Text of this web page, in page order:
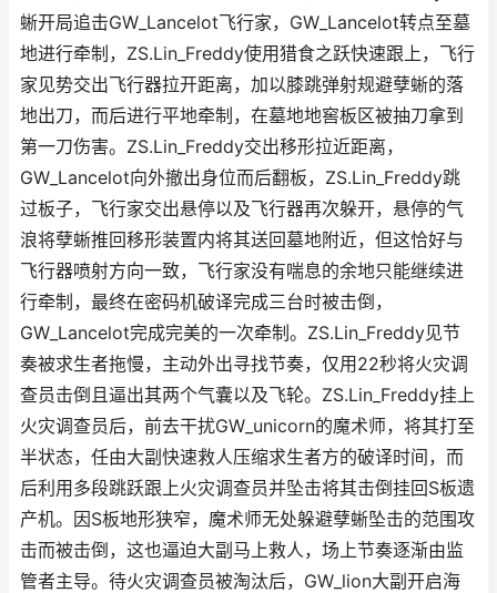
蜥开局追击GW_Lancelot飞行家，GW_Lancelot转点至墓
地进行牵制，ZS.Lin_Freddy使用猎食之跃快速跟上，飞行
家见势交出飞行器拉开距离，加以膝跳弹射规避孽蜥的落
地出刀，而后进行平地牵制，在墓地地窖板区被抽刀拿到
第一刀伤害。ZS.Lin_Freddy交出移形拉近距离，
GW_Lancelot向外撤出身位而后翻板，ZS.Lin_Freddy跳
过板子，飞行家交出悬停以及飞行器再次躲开，悬停的气
浪将孽蜥推回移形装置内将其送回墓地附近，但这恰好与
飞行器喷射方向一致，飞行家没有喘息的余地只能继续进
行牵制，最终在密码机破译完成三台时被击倒，
GW_Lancelot完成完美的一次牵制。ZS.Lin_Freddy见节
奏被求生者拖慢，主动外出寻找节奏，仅用22秒将火灾调
查员击倒且逼出其两个气囊以及飞轮。ZS.Lin_Freddy挂上
火灾调查员后，前去干扰GW_unicorn的魔术师，将其打至
半状态，任由大副快速救人压缩求生者方的破译时间，而
后利用多段跳跃跟上火灾调查员并坠击将其击倒挂回S板遗
产机。因S板地形狭窄，魔术师无处躲避孽蜥坠击的范围攻
击而被击倒，这也逼迫大副马上救人，场上节奏逐渐由监
管者主导。待火灾调查员被淘汰后，GW_lion大副开启海